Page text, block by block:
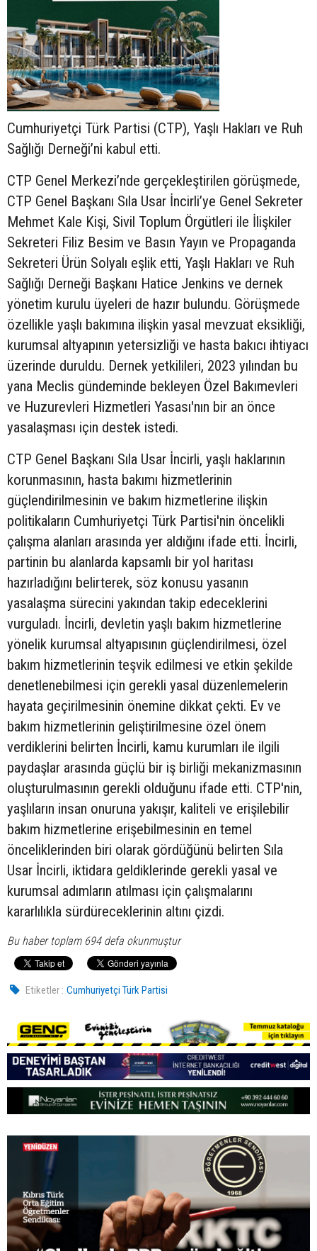
Cumhuriyetçi Türk Partisi (CTP), Yaşlı Hakları ve Ruh
Sağlığı Derneği’ni kabul etti.
CTP Genel Merkezi’nde gerçekleştirilen görüşmede,
CTP Genel Başkanı Sıla Usar İncirli’ye Genel Sekreter
Mehmet Kale Kişi, Sivil Toplum Örgütleri ile İlişkiler
Sekreteri Filiz Besim ve Basın Yayın ve Propaganda
Sekreteri Ürün Solyalı eşlik etti, Yaşlı Hakları ve Ruh
Sağlığı Derneği Başkanı Hatice Jenkins ve dernek
yönetim kurulu üyeleri de hazır bulundu. Görüşmede
özellikle yaşlı bakımına ilişkin yasal mevzuat eksikliği,
kurumsal altyapının yetersizliği ve hasta bakıcı ihtiyacı
üzerinde duruldu. Dernek yetkilileri, 2023 yılından bu
yana Meclis gündeminde bekleyen Özel Bakımevleri
ve Huzurevleri Hizmetleri Yasası'nın bir an önce
yasalaşması için destek istedi.
CTP Genel Başkanı Sıla Usar İncirli, yaşlı haklarının
korunmasının, hasta bakımı hizmetlerinin
güçlendirilmesinin ve bakım hizmetlerine ilişkin
politikaların Cumhuriyetçi Türk Partisi'nin öncelikli
çalışma alanları arasında yer aldığını ifade etti. İncirli,
partinin bu alanlarda kapsamlı bir yol haritası
hazırladığını belirterek, söz konusu yasanın
yasalaşma sürecini yakından takip edeceklerini
vurguladı. İncirli, devletin yaşlı bakım hizmetlerine
yönelik kurumsal altyapısının güçlendirilmesi, özel
bakım hizmetlerinin teşvik edilmesi ve etkin şekilde
denetlenebilmesi için gerekli yasal düzenlemelerin
hayata geçirilmesinin önemine dikkat çekti. Ev ve
bakım hizmetlerinin geliştirilmesine özel önem
verdiklerini belirten İncirli, kamu kurumları ile ilgili
paydaşlar arasında güçlü bir iş birliği mekanizmasının
oluşturulmasının gerekli olduğunu ifade etti. CTP'nin,
yaşlıların insan onuruna yakışır, kaliteli ve erişilebilir
bakım hizmetlerine erişebilmesinin en temel
önceliklerinden biri olarak gördüğünü belirten Sıla
Usar İncirli, iktidara geldiklerinde gerekli yasal ve
kurumsal adımların atılması için çalışmalarını
kararlılıkla sürdüreceklerinin altını çizdi.
Bu haber toplam 694 defa okunmuştur
Etiketler : Cumhuriyetçi Türk Partisi